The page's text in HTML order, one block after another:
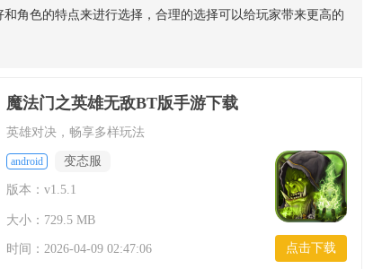
角色的特点来进行选择，合理的选择可以给玩家带来更高的
魔法门之英雄无敌BT版手游下载
英雄对决，畅享多样玩法
android 变态服
版本：v1.5.1
大小：729.5 MB
时间： 2026-04-09 02:47:06 点击下载